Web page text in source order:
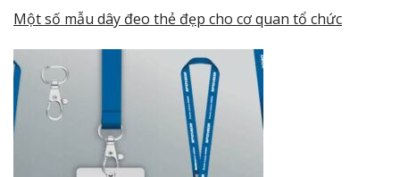
Một số mẫu dây đeo thẻ đẹp cho cơ quan tổ chức